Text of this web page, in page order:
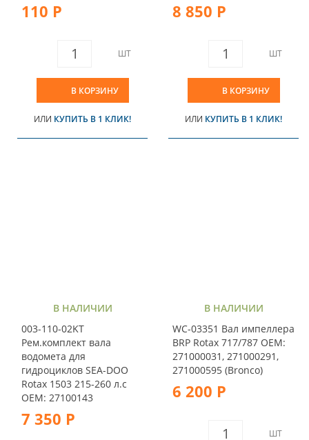
110 Р
ШТ
В КОРЗИНУ
ИЛИ КУПИТЬ В 1 КЛИК!
8 850 Р
ШТ
В КОРЗИНУ
ИЛИ КУПИТЬ В 1 КЛИК!
В НАЛИЧИИ
003-110-02KT
Рем.комплект вала
водомета для
гидроциклов SEA-DOO
Rotax 1503 215-260 л.с
OEM: 27100143
7 350 Р
В НАЛИЧИИ
WC-03351 Вал импеллера
BRP Rotax 717/787 OEM:
271000031, 271000291,
271000595 (Bronco)
6 200 Р
ШТ